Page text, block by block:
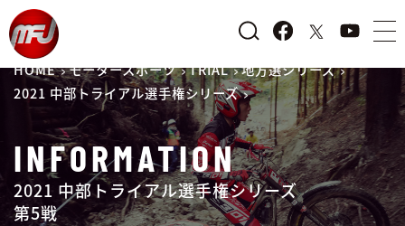
HOME モータースポーツ TRIAL
地方選シリーズ
2021 中部トライアル選手権シリーズ
INFORMATION
2021 中部トライアル選手権シリーズ
第5戦